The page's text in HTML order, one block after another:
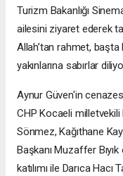
Turizm Bakanlığı
ailesini ziyaret ederek
Allah’tan rahmet,
yakınlarına sabırlar
Aynur Güven'in
CHP Kocaeli milletvekili
Sönmez, Kağıthane
Başkanı Muzaffer
katılımı ile Darıca